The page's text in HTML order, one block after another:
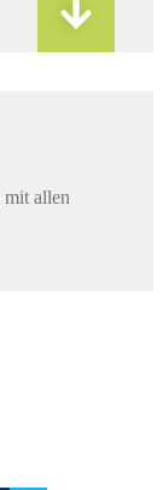
allen